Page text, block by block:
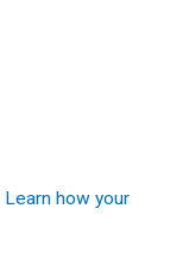
Learn how your